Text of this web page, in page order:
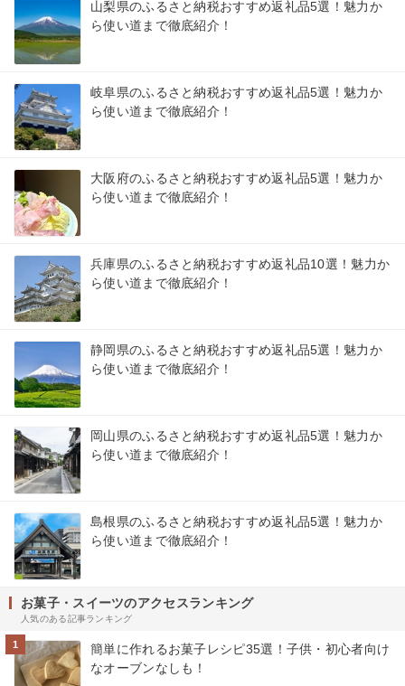
山梨県のふるさと納税おすすめ返礼品5選！魅力か
ら使い道まで徹底紹介！
岐阜県のふるさと納税おすすめ返礼品5選！魅力か
ら使い道まで徹底紹介！
大阪府のふるさと納税おすすめ返礼品5選！魅力か
ら使い道まで徹底紹介！
兵庫県のふるさと納税おすすめ返礼品10選！魅力か
ら使い道まで徹底紹介！
静岡県のふるさと納税おすすめ返礼品5選！魅力か
ら使い道まで徹底紹介！
岡山県のふるさと納税おすすめ返礼品5選！魅力か
ら使い道まで徹底紹介！
島根県のふるさと納税おすすめ返礼品5選！魅力か
ら使い道まで徹底紹介！
お菓子・スイーツのアクセスランキング
人気のある記事ランキング
1
簡単に作れるお菓子レシピ35選！子供・初心者向け
なオーブンなしも！